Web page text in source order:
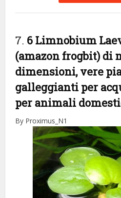
7. 6 Limnobium
(amazon frogbit) di
dimensioni, vere
galleggianti per
per animali
By Proximus_N1